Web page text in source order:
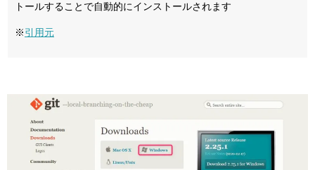
トールすることで自動的にインストールされます
※引用元